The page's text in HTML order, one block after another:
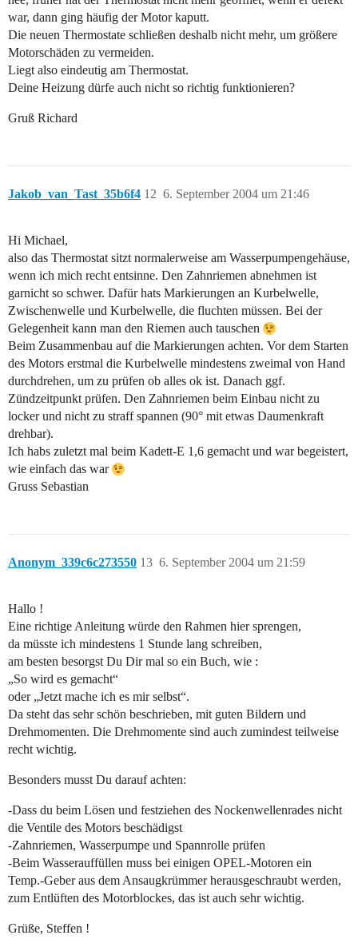
war, dann ging häufig der Motor kaputt.
Die neuen Thermostate schließen deshalb nicht mehr, um größere
Motorschäden zu vermeiden.
Liegt also eindeutig am Thermostat.
Deine Heizung dürfe auch nicht so richtig funktionieren?
Gruß Richard
Jakob_van_Tast_35b6f4 6. September 2004 um 21:46
12
Hi Michael,
also das Thermostat sitzt normalerweise am Wasserpumpengehäuse,
wenn ich mich recht entsinne. Den Zahnriemen abnehmen ist
garnicht so schwer. Dafür hats Markierungen an Kurbelwelle,
Zwischenwelle und Kurbelwelle, die fluchten müssen. Bei der
Gelegenheit kann man den Riemen auch tauschen
Beim Zusammenbau auf die Markierungen achten. Vor dem Starten
des Motors erstmal die Kurbelwelle mindestens zweimal von Hand
durchdrehen, um zu prüfen ob alles ok ist. Danach ggf.
Zündzeitpunkt prüfen. Den Zahnriemen beim Einbau nicht zu
locker und nicht zu straff spannen (90° mit etwas Daumenkraft
drehbar).
Ich habs zuletzt mal beim Kadett-E 1,6 gemacht und war begeistert,
wie einfach das war
Gruss Sebastian
Anonym_339c6c273550 6. September 2004 um 21:59
13
Hallo !
Eine richtige Anleitung würde den Rahmen hier sprengen,
da müsste ich mindestens 1 Stunde lang schreiben,
am besten besorgst Du Dir mal so ein Buch, wie :
„So wird es gemacht“
oder „Jetzt mache ich es mir selbst“.
Da steht das sehr schön beschrieben, mit guten Bildern und
Drehmomenten. Die Drehmomente sind auch zumindest teilweise
recht wichtig.
Besonders musst Du darauf achten:
-Dass du beim Lösen und festziehen des Nockenwellenrades nicht
die Ventile des Motors beschädigst
-Zahnriemen, Wasserpumpe und Spannrolle prüfen
-Beim Wasserauffüllen muss bei einigen OPEL-Motoren ein
Temp.-Geber aus dem Ansaugkrümmer herausgeschraubt werden,
zum Entlüften des Motorblockes, das ist auch sehr wichtig.
Grüße, Steffen !